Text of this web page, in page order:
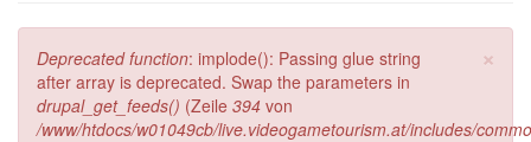
×
Fehlermeldung
Deprecated function: implode(): Passing glue string
after array is deprecated. Swap the parameters in
drupal_get_feeds() (Zeile 394 von
/www/htdocs/w01049cb/live.videogametourism.at/includes/